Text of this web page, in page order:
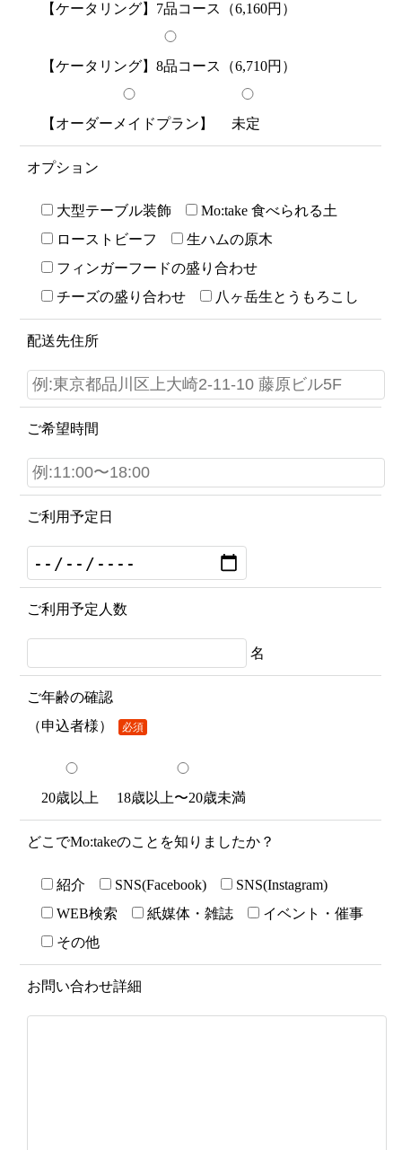
【ケータリング】7品コース（6,160円）
【ケータリング】8品コース（6,710円）
【オーダーメイドプラン】 未定
オプション
大型テーブル装飾
Mo:take 食べられる土
ローストビーフ
生ハムの原木
フィンガーフードの盛り合わせ
チーズの盛り合わせ
八ヶ岳生とうもろこし
配送先住所
ご希望時間
ご利用予定日
ご利用予定人数
名
ご年齢の確認
（申込者様）
必須
20歳以上 18歳以上〜20歳未満
どこでMo:takeのことを知りましたか？
紹介 SNS(Facebook)
SNS(Instagram)
WEB検索
紙媒体・雑誌
イベント・催事
その他
お問い合わせ詳細